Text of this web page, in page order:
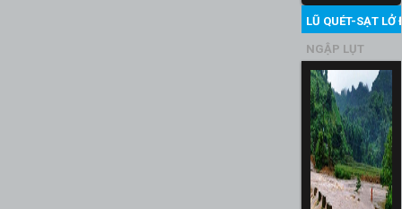
LŨ QUÉT-SẠT LỞ
NGẬP LỤT